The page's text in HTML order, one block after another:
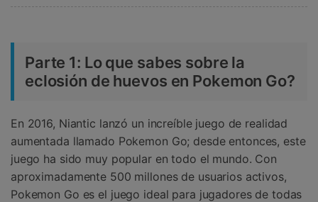
Parte 1: Lo que sabes sobre la
eclosión de huevos en Pokemon Go?
En 2016, Niantic lanzó un increíble juego de realidad
aumentada llamado Pokemon Go; desde entonces, este
juego ha sido muy popular en todo el mundo. Con
aproximadamente 500 millones de usuarios activos,
Pokemon Go es el juego ideal para jugadores de todas